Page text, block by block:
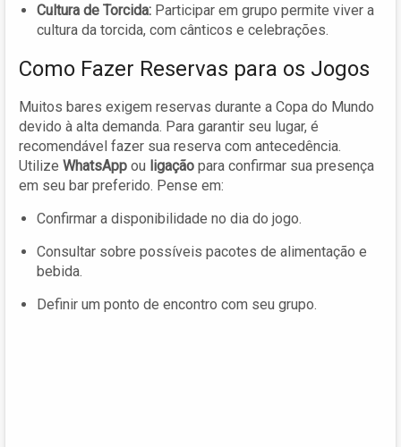
Cultura de Torcida: Participar em grupo permite viver a
cultura da torcida, com cânticos e celebrações.
Como Fazer Reservas para os Jogos
Muitos bares exigem reservas durante a Copa do Mundo
devido à alta demanda. Para garantir seu lugar, é
recomendável fazer sua reserva com antecedência.
Utilize WhatsApp ou ligação para confirmar sua presença
em seu bar preferido. Pense em:
Confirmar a disponibilidade no dia do jogo.
Consultar sobre possíveis pacotes de alimentação e
bebida.
Definir um ponto de encontro com seu grupo.